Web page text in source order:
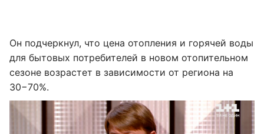
Он подчеркнул, что цена отопления и горячей воды
для бытовых потребителей в новом отопительном
сезоне возрастет в зависимости от региона на
30−70%.